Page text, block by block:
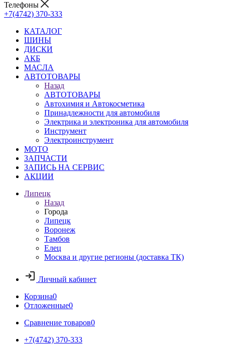
Телефоны
+7(4742) 370-333
КАТАЛОГ
ШИНЫ
ДИСКИ
АКБ
МАСЛА
АВТОТОВАРЫ
Назад
АВТОТОВАРЫ
Автохимия и Автокосметика
Принадлежности для автомобиля
Электрика и электроника для автомобиля
Инструмент
Электроинструмент
МОТО
ЗАПЧАСТИ
ЗАПИСЬ НА СЕРВИС
АКЦИИ
Липецк
Назад
Города
Липецк
Воронеж
Тамбов
Елец
Москва и другие регионы (доставка ТК)
Личный кабинет
Корзина0
Отложенные0
Сравнение товаров0
+7(4742) 370-333